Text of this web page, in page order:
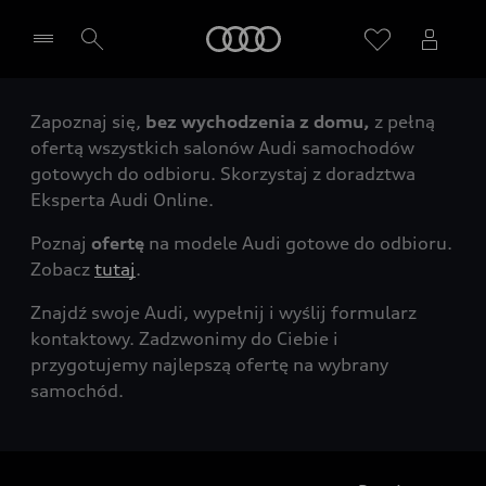
Wybierz Twojego Partnera Audi
Zapoznaj się, bez wychodzenia z domu, z pełną
ofertą wszystkich salonów Audi samochodów
gotowych do odbioru. Skorzystaj z doradztwa
Eksperta Audi Online.
Poznaj ofertę na modele Audi gotowe do odbioru.
Zobacz tutaj.
Znajdź swoje Audi, wypełnij i wyślij formularz
kontaktowy. Zadzwonimy do Ciebie i
przygotujemy najlepszą ofertę na wybrany
samochód.